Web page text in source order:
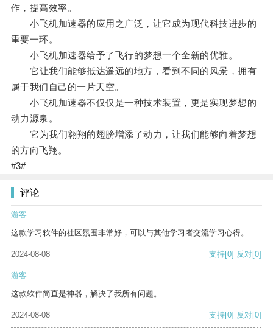
作，提高效率。
小飞机加速器的应用之广泛，让它成为现代科技进步的
重要一环。
小飞机加速器给予了飞行的梦想一个全新的优雅。
它让我们能够抵达遥远的地方，看到不同的风景，拥有
属于我们自己的一片天空。
小飞机加速器不仅仅是一种技术装置，更是实现梦想的
动力源泉。
它为我们翱翔的翅膀增添了动力，让我们能够向着梦想
的方向飞翔。
#3#
评论
游客
这款学习软件的社区氛围非常好，可以与其他学习者交流学习心得。
2024-08-08 支持[0] 反对[0]
游客
这款软件简直是神器，解决了我所有问题。
2024-08-08 支持[0] 反对[0]